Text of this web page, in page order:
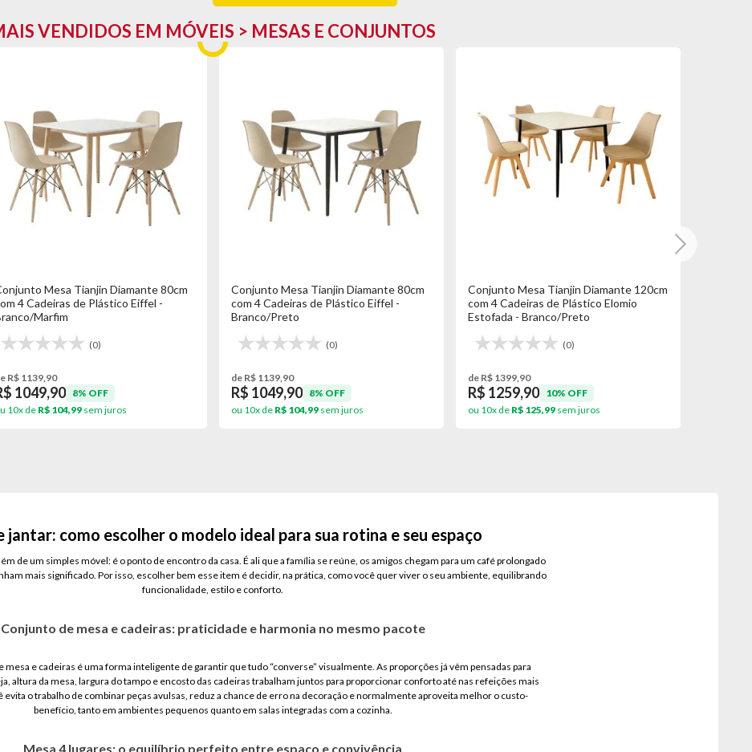
VENDIDOS EM MÓVEIS > MESAS E CONJUNTOS
Mesa Tianjin Diamante 80cm
4 Cadeiras de Plástico Eiffel -
Marfim
(0)
R$ 1139,90
1049,90
8% OFF
10x de R$ 104,99sem juros
Conjunto Mesa Tianjin Diamante 80cm
com 4 Cadeiras de Plástico Eiffel -
Branco/Preto
(0)
de R$ 1139,90
R$ 1049,90
8% OFF
ou 10x de R$ 104,99sem juros
Conjunto Mesa Tianjin Diamante 120cm
com 4 Cadeiras de Plástico Elomio
Estofada - Branco/Preto
(0)
de R$ 1399,90
R$ 1259,90
10% OFF
ou 10x de R$ 125,99sem juros
jantar: como escolher o modelo ideal para sua rotina e seu espaço
de um simples móvel: é o ponto de encontro da casa. É ali que a família se reúne, os amigos chegam para um café prolongado
mais significado. Por isso, escolher bem esse item é decidir, na prática, como você quer viver o seu ambiente, equilibrando
funcionalidade, estilo e conforto.
Conjunto de mesa e cadeiras: praticidade e harmonia no mesmo pacote
e cadeiras é uma forma inteligente de garantir que tudo “converse” visualmente. As proporções já vêm pensadas para
altura da mesa, largura do tampo e encosto das cadeiras trabalham juntos para proporcionar conforto até nas refeições mais
evita o trabalho de combinar peças avulsas, reduz a chance de erro na decoração e normalmente aproveita melhor o custo-
benefício, tanto em ambientes pequenos quanto em salas integradas com a cozinha.
Mesa 4 lugares: o equilíbrio perfeito entre espaço e convivência